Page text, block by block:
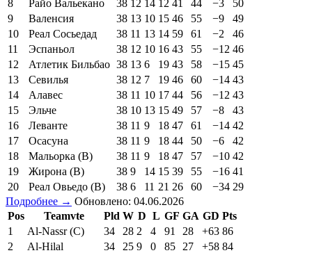
8 Райо Вальекано 38 12 14 12 41 44 −3
50
9
Валенсия 38 13 10 15 46 55 −9
49
10
Реал Сосьедад 38 11 13 14 59 61 −2
46
11
Эспаньол 38 12 10 16 43 55 −12 46
12
Атлетик Бильбао 38 13 6 19 43 58 −15 45
13
Севилья 38 12 7 19 46 60 −14 43
14
Алавес 38 11 10 17 44 56 −12 43
15
Эльче 38 10 13 15 49 57 −8
43
16
Леванте 38 11 9 18 47 61 −14 42
17
Осасуна 38 11 9 18 44 50 −6
42
18
Мальорка (В) 38 11 9 18 47 57 −10 42
19
Жирона (В) 38 9 14 15 39 55 −16 41
20
Реал Овьедо (В) 38 6 11 21 26 60 −34 29
Подробнее → Обновлено: 04.06.2026
Pos
Teamvte Pld W D L GF GA GD Pts
1
Al-Nassr (C) 34 28 2 4 91 28 +63 86
2
Al-Hilal 34 25 9 0 85 27 +58 84